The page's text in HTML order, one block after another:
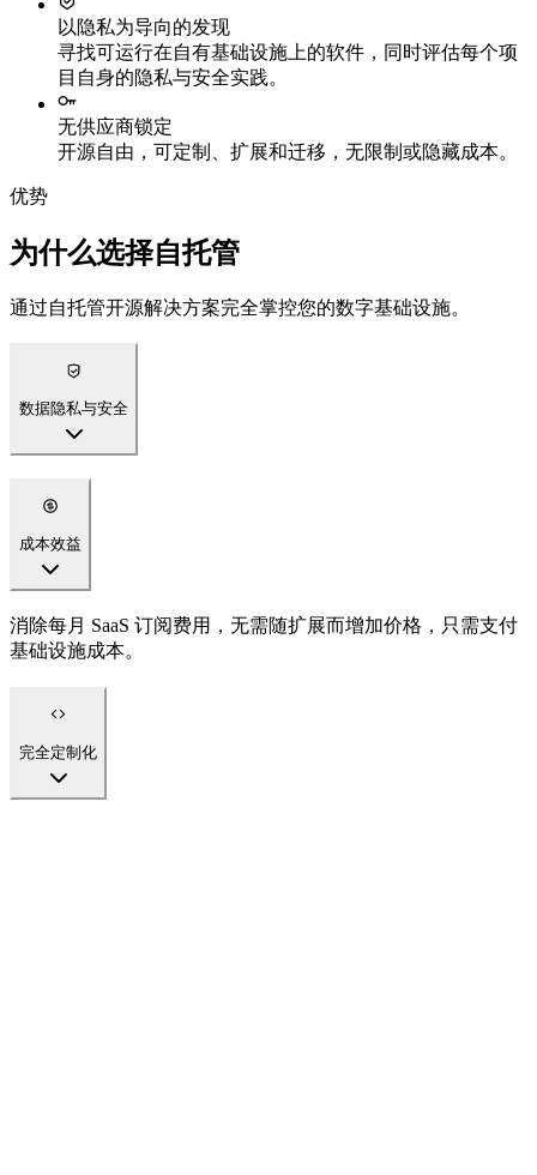
以隐私为导向的发现
寻找可运行在自有基础设施上的软件，同时评估每个项
目自身的隐私与安全实践。
无供应商锁定
开源自由，可定制、扩展和迁移，无限制或隐藏成本。
优势
为什么选择自托管
通过自托管开源解决方案完全掌控您的数字基础设施。
数据隐私与安全
成本效益
消除每月 SaaS 订阅费用，无需随扩展而增加价格，只需支付
基础设施成本。
完全定制化